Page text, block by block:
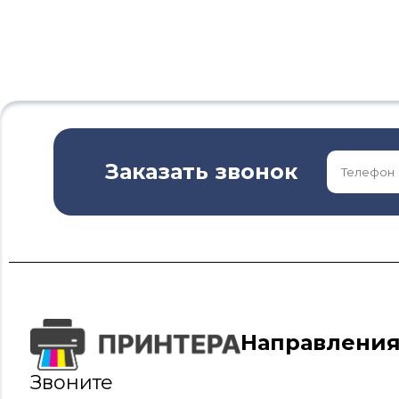
Заказать звонок
Звоните
Направления